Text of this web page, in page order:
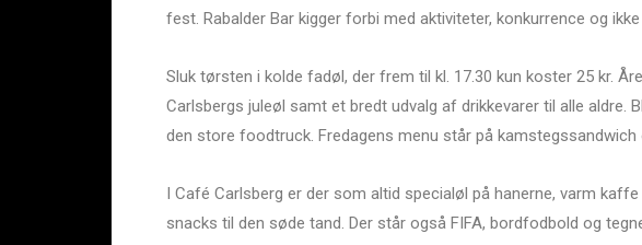
fest. Rabalder Bar kigger forbi med aktiviteter, konkurrence og
Sluk tørsten i kolde fadøl, der frem til kl. 17.30 kun koster 25 kr.
Carlsbergs juleøl samt et bredt udvalg af drikkevarer til alle aldre.
den store foodtruck. Fredagens menu står på
I Café Carlsberg er der som altid specialøl på hanerne, varm
snacks til den søde tand. Der står også FIFA, bordfodbold og